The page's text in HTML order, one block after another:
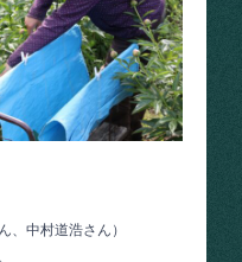
、中村道浩さん）